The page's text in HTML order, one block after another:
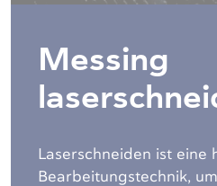
Messing
Laserschneiden ist eine
Bearbeitungstechnik,